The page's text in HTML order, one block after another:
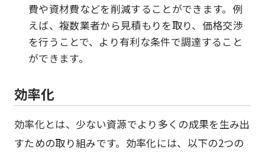
費や資材費などを削減することができます。例
えば、複数業者から見積もりを取り、価格交渉
を行うことで、より有利な条件で調達すること
ができます。
効率化
効率化とは、少ない資源でより多くの成果を生み出
すための取り組みです。効率化には、以下の2つの